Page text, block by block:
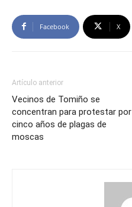
Facebook X
Artículo anterior
Vecinos de Tomiño se
concentran para protestar por
cinco años de plagas de
moscas